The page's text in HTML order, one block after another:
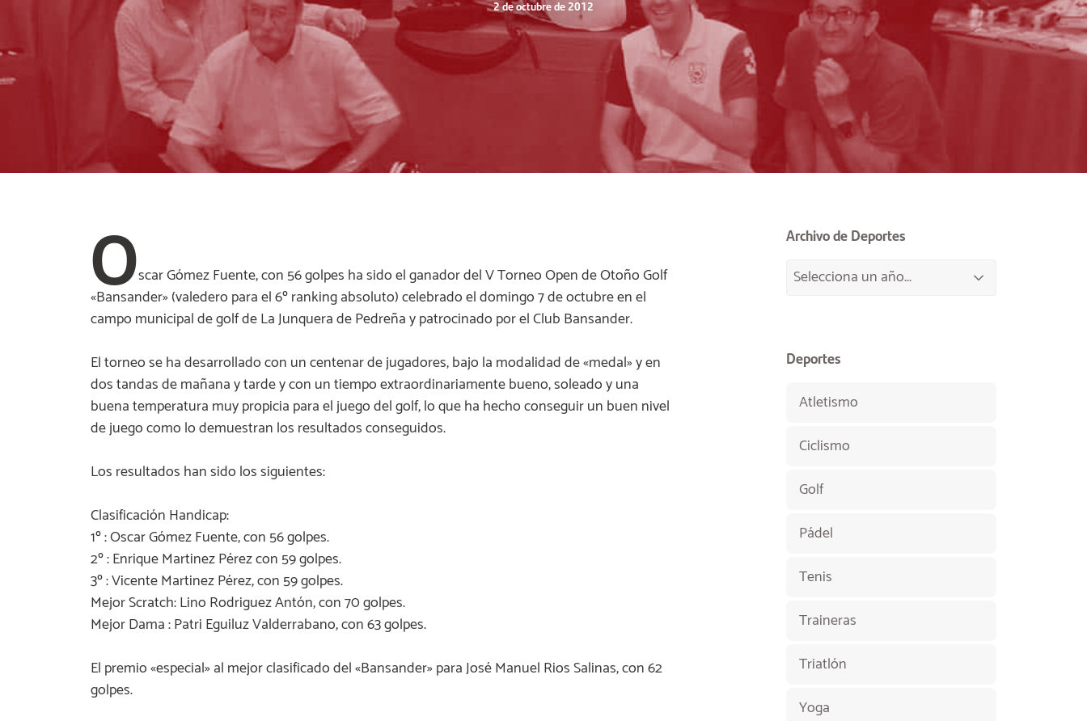
2 de octubre de 2012
Oscar Gómez Fuente, con 56 golpes ha sido el ganador del V Torneo Open de Otoño Golf
«Bansander» (valedero para el 6º ranking absoluto) celebrado el domingo 7 de octubre en el
campo municipal de golf de La Junquera de Pedreña y patrocinado por el Club Bansander.
El torneo se ha desarrollado con un centenar de jugadores, bajo la modalidad de «medal» y en
dos tandas de mañana y tarde y con un tiempo extraordinariamente bueno, soleado y una
buena temperatura muy propicia para el juego del golf, lo que ha hecho conseguir un buen nivel
de juego como lo demuestran los resultados conseguidos.
Los resultados han sido los siguientes:
Clasificación Handicap:
1º : Oscar Gómez Fuente, con 56 golpes.
2º : Enrique Martinez Pérez con 59 golpes.
3º : Vicente Martinez Pérez, con 59 golpes.
Mejor Scratch: Lino Rodriguez Antón, con 70 golpes.
Mejor Dama : Patri Eguiluz Valderrabano, con 63 golpes.
El premio «especial» al mejor clasificado del «Bansander» para José Manuel Rios Salinas, con 62
golpes.
Archivo de Deportes
Deportes
Atletismo
Ciclismo
Golf
Pádel
Tenis
Traineras
Triatlón
Yoga